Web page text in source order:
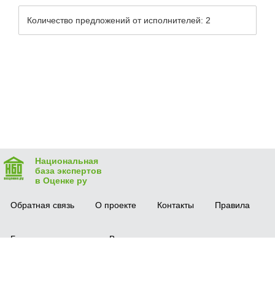
Количество предложений от исполнителей: 2
Национальная
база экспертов
в Оценке ру
Обратная связь О проекте Контакты Правила
Безопасная сделка Вопрос-ответ